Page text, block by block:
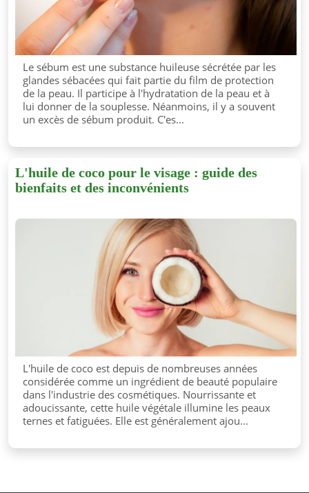
Le sébum est une substance huileuse sécrétée par les
glandes sébacées qui fait partie du film de protection
de la peau. Il participe à l'hydratation de la peau et à
lui donner de la souplesse. Néanmoins, il y a souvent
un excès de sébum produit. C'es...
L'huile de coco pour le visage : guide des
bienfaits et des inconvénients
L'huile de coco est depuis de nombreuses années
considérée comme un ingrédient de beauté populaire
dans l'industrie des cosmétiques. Nourrissante et
adoucissante, cette huile végétale illumine les peaux
ternes et fatiguées. Elle est généralement ajou...